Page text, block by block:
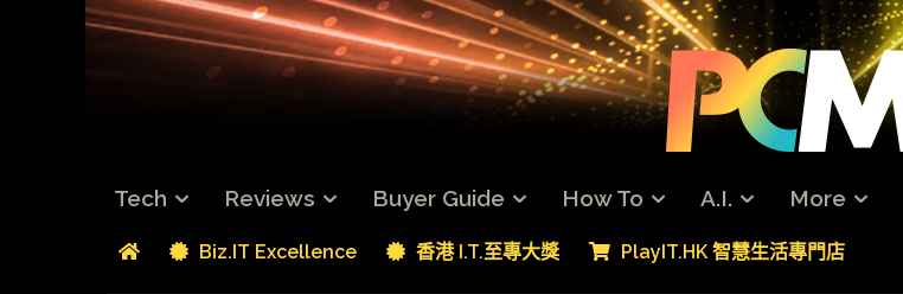
Tech Reviews Buyer Guide How To A.I. More
Biz.IT Excellence 香港 I.T.至專大獎 PlayIT.HK 智慧生活專門店